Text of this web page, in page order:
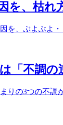
を、枯れ
を、ぶよぶよ
「不調の
りの3つの不調